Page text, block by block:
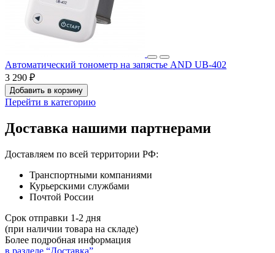
Автоматический тонометр на запястье AND UB-402
3 290 ₽
Добавить в корзину
Перейти в категорию
Доставка нашими партнерами
Доставляем по всей территории РФ:
Транспортными компаниями
Курьерскими службами
Почтой России
Срок отправки 1-2 дня
(при наличии товара на складе)
Более подробная информация
в разделе “Доставка”